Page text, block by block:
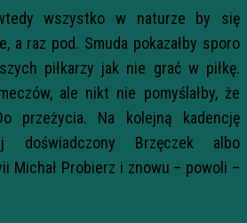
wszystko w naturze by się
a raz pod. Smuda pokazałby sporo
piłkarzy jak nie grać w piłkę.
ale nikt nie pomyślałby, że
przeżycia. Na kolejną kadencję
doświadczony Brzęczek albo
Michał Probierz i znowu – powoli –